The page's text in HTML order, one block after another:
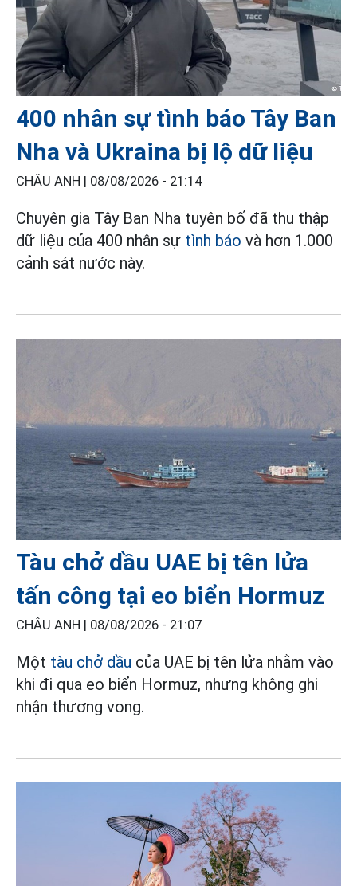
400 nhân sự tình báo Tây Ban
Nha và Ukraina bị lộ dữ liệu
CHÂU ANH | 08/08/2026 - 21:14
Chuyên gia Tây Ban Nha tuyên bố đã thu thập
dữ liệu của 400 nhân sự tình báo và hơn 1.000
cảnh sát nước này.
Tàu chở dầu UAE bị tên lửa
tấn công tại eo biển Hormuz
CHÂU ANH | 08/08/2026 - 21:07
Một tàu chở dầu của UAE bị tên lửa nhằm vào
khi đi qua eo biển Hormuz, nhưng không ghi
nhận thương vong.